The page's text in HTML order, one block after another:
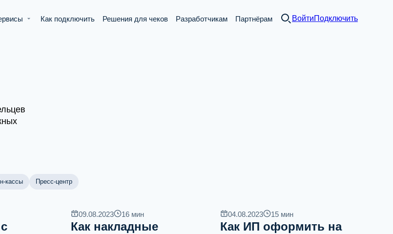
Как подключить Решения для чеков Разработчикам Партнёрам ВойтиПодключить
кассы Пресс-центр
09.08.2023 16 мин
Как накладные
04.08.2023 15 мин
Как ИП оформить на